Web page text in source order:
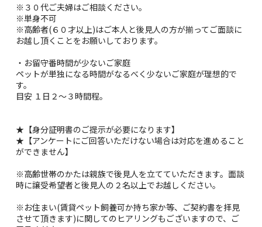
※３０代ご夫婦はご相談ください。
※単身不可
※高齢者(６０才以上)はご本人と後見人の方が揃ってご面談に
お越し頂くことをお願いしております。
・お留守番時間が少ないご家庭
ペットが単独になる時間がなるべく少ないご家庭が理想的で
す。
目安 １日２～３時間程。
★【身分証明書のご提示が必要になります】
★【アンケートにご回答いただけない場合は対応を進めること
ができません】
※高齢世帯のかたは親族で後見人を立てていただきます。面談
時に譲受希望者と後見人の２名以上でお越しください。
※お住まい(賃貸ペット飼養可か持ち家か等、ご契約書を拝見
させて頂きます)に関してのヒアリングもございますので、ご